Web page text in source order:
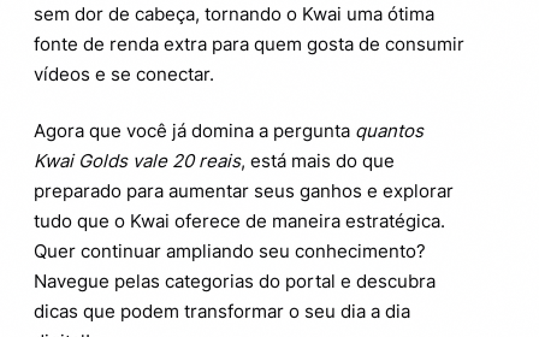
sem dor de cabeça, tornando o Kwai uma ótima
fonte de renda extra para quem gosta de consumir
vídeos e se conectar.
Agora que você já domina a pergunta quantos
Kwai Golds vale 20 reais, está mais do que
preparado para aumentar seus ganhos e explorar
tudo que o Kwai oferece de maneira estratégica.
Quer continuar ampliando seu conhecimento?
Navegue pelas categorias do portal e descubra
dicas que podem transformar o seu dia a dia